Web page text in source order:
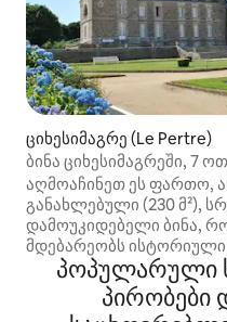
ციხესიმაგრე (Le Pertre)
ბინა ციხესიმაგრეში, 7
4 საძინებელი
აღმოაჩინეთ ეს ფართო,
განახლებული (230 მ²),
დამოუკიდებელი ბინა,
მდებარეობს
სტატუსის მქონე
ციხესიმაგრის მეორე
რომლიდანაც
პოპულარული
პირობები